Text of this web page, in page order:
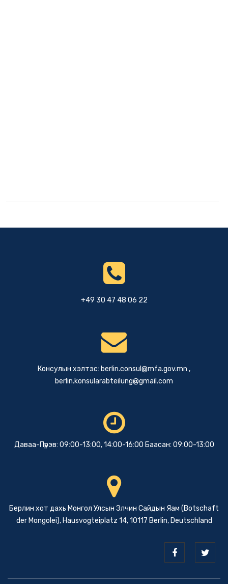
+49 30 47 48 06 22
Консулын хэлтэс: berlin.consul@mfa.gov.mn ,
berlin.konsularabteilung@gmail.com
Даваа-Пүрэв: 09:00-13:00, 14:00-16:00 Баасан: 09:00-13:00
Берлин хот дахь Монгол Улсын Элчин Сайдын Яам (Botschaft
der Mongolei), Hausvogteiplatz 14, 10117 Berlin, Deutschland